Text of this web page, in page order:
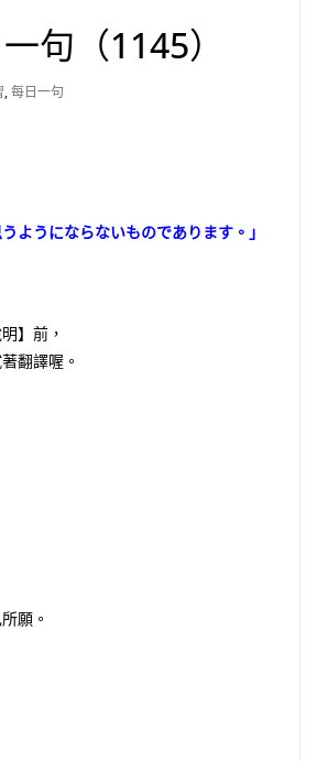
句（1145）
,每日一句
ようにならないものであります。」
】前，
翻譯喔。
願。